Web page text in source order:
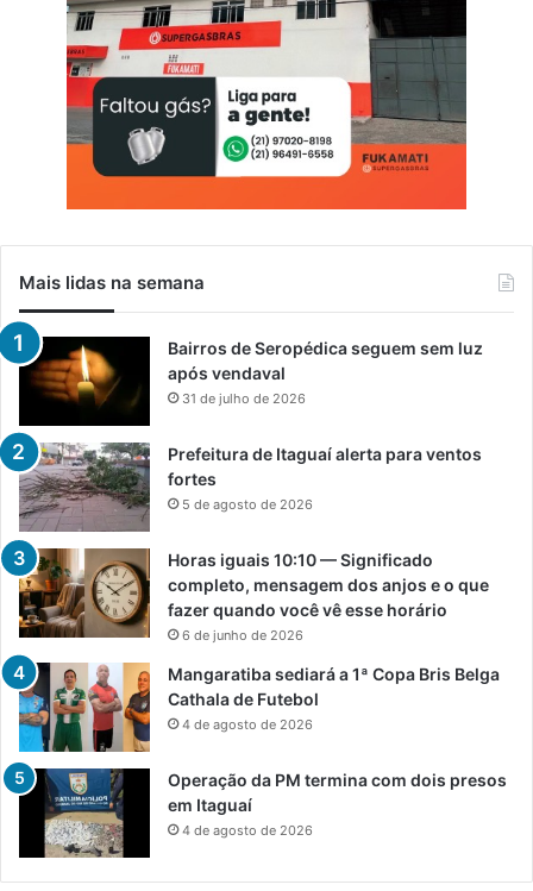
Mais lidas na semana
Bairros de Seropédica seguem sem luz
após vendaval
31 de julho de 2026
Prefeitura de Itaguaí alerta para ventos
fortes
5 de agosto de 2026
Horas iguais 10:10 — Significado
completo, mensagem dos anjos e o que
fazer quando você vê esse horário
6 de junho de 2026
Mangaratiba sediará a 1ª Copa Bris Belga
Cathala de Futebol
4 de agosto de 2026
Operação da PM termina com dois presos
em Itaguaí
4 de agosto de 2026